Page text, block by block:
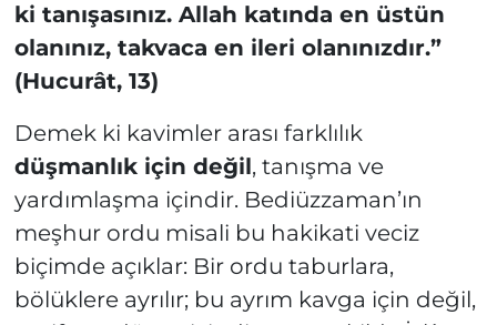
ki tanışasınız. Allah katında en üstün
olanınız, takvaca en ileri olanınızdır.”
(Hucurât, 13)
Demek ki kavimler arası farklılık
düşmanlık için değil, tanışma ve
yardımlaşma içindir. Bediüzzaman’ın
meşhur ordu misali bu hakikati veciz
biçimde açıklar: Bir ordu taburlara,
bölüklere ayrılır; bu ayrım kavga için değil,